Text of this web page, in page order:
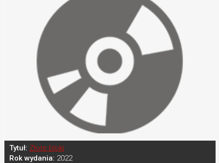
Tytuł: Złote bloki
Rok wydania: 2022